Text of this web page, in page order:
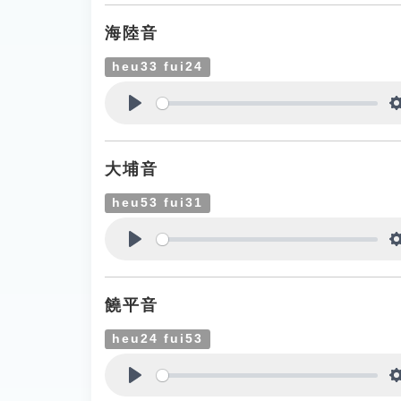
海陸音
heu33 fui24
大埔音
heu53 fui31
饒平音
heu24 fui53